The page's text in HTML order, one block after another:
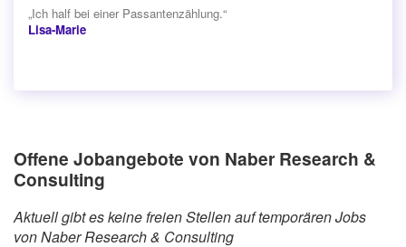
„Ich half bei einer Passantenzählung.“
Lisa-Marie
Offene Jobangebote von Naber Research &
Consulting
Aktuell gibt es keine freien Stellen auf temporären Jobs
von Naber Research & Consulting